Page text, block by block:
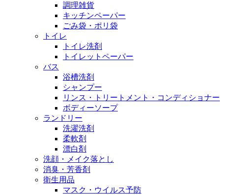
調理雑貨
キッチンペーパー
ごみ袋・ポリ袋
トイレ
トイレ洗剤
トイレットペーパー
バス
浴槽洗剤
シャンプー
リンス・トリートメント・コンディショナー
ボディーソープ
ランドリー
洗濯洗剤
柔軟剤
漂白剤
洗顔・メイク落とし
消臭・芳香剤
衛生用品
マスク・ウイルス予防